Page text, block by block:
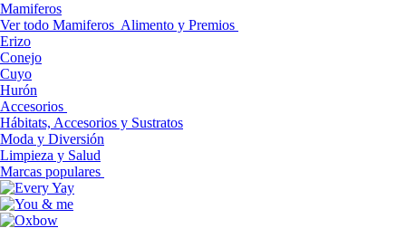
Mamiferos
Ver todo Mamiferos Alimento y Premios
Erizo
Conejo
Cuyo
Hurón
Accesorios
Hábitats, Accesorios y Sustratos
Moda y Diversión
Limpieza y Salud
Marcas populares